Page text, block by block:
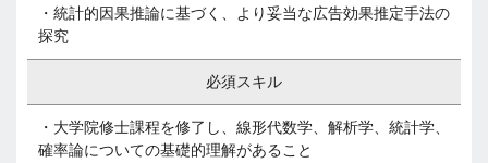
・統計的因果推論に基づく、より妥当な広告効果推定手法の
探究
必須スキル
・大学院修士課程を修了し、線形代数学、解析学、統計学、
確率論についての基礎的理解があること